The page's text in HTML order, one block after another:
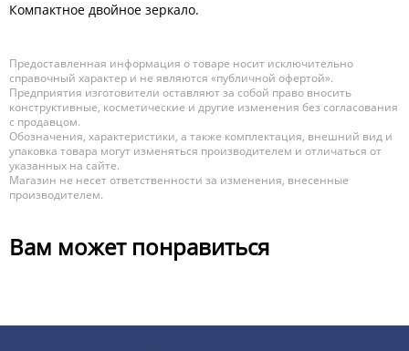
Компактное двойное зеркало.
Предоставленная информация о товаре носит исключительно
справочный характер и не являются «публичной офертой».
Предприятия изготовители оставляют за собой право вносить
конструктивные, косметические и другие изменения без согласования
с продавцом.
Обозначения, характеристики, а также комплектация, внешний вид и
упаковка товара могут изменяться производителем и отличаться от
указанных на сайте.
Магазин не несет ответственности за изменения, внесенные
производителем.
Вам может понравиться